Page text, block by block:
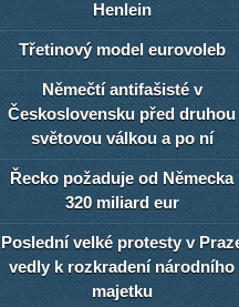
Henlein
Třetinový model eurovoleb
Němečtí antifašisté v
Československu před druhou
světovou válkou a po ní
Řecko požaduje od Německa
320 miliard eur
Poslední velké protesty v
vedly k rozkradení národního
majetku